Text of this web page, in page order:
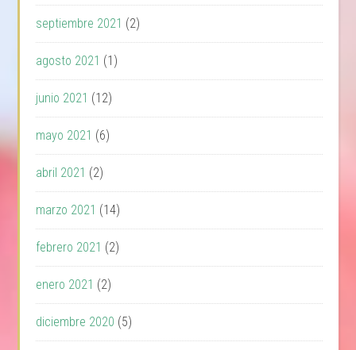
septiembre 2021 (2)
agosto 2021 (1)
junio 2021 (12)
mayo 2021 (6)
abril 2021 (2)
marzo 2021 (14)
febrero 2021 (2)
enero 2021 (2)
diciembre 2020 (5)